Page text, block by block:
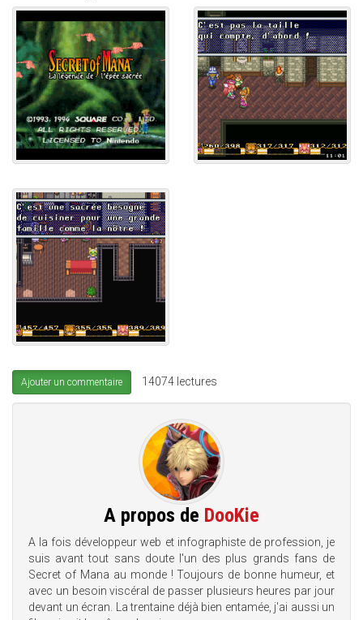
Ajouter un commentaire 14074 lectures
A propos de DooKie
A la fois développeur web et infographiste de profession, je
suis avant tout sans doute l'un des plus grands fans de
Secret of Mana au monde ! Toujours de bonne humeur, et
avec un besoin viscéral de passer plusieurs heures par jour
devant un écran. La trentaine déjà bien entamée, j'ai aussi un